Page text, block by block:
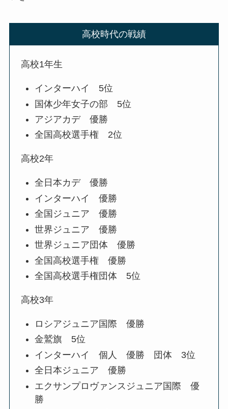
高校時代の戦績
高校1年生
インターハイ 5位
国体少年女子の部 5位
アジアカデ 優勝
全国高校選手権 2位
高校2年
全日本カデ 優勝
インターハイ 優勝
全国ジュニア 優勝
世界ジュニア 優勝
世界ジュニア団体 優勝
全国高校選手権 優勝
全国高校選手権団体 5位
高校3年
ロシアジュニア国際 優勝
金鷲旗 5位
インターハイ 個人 優勝 団体 3位
全日本ジュニア 優勝
エクサンプロヴァンスジュニア国際 優
勝